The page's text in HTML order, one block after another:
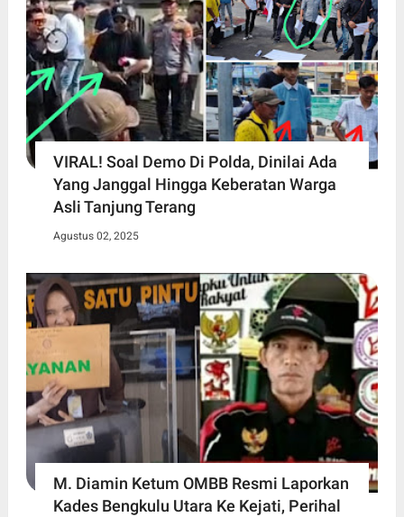
VIRAL! Soal Demo Di Polda, Dinilai Ada
Yang Janggal Hingga Keberatan Warga
Asli Tanjung Terang
Agustus 02, 2025
M. Diamin Ketum OMBB Resmi Laporkan
Kades Bengkulu Utara Ke Kejati, Perihal